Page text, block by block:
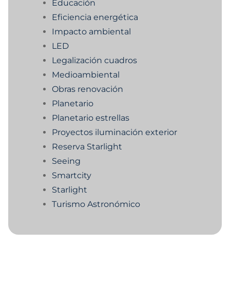
Educación
Eficiencia energética
Impacto ambiental
LED
Legalización cuadros
Medioambiental
Obras renovación
Planetario
Planetario estrellas
Proyectos iluminación exterior
Reserva Starlight
Seeing
Smartcity
Starlight
Turismo Astronómico